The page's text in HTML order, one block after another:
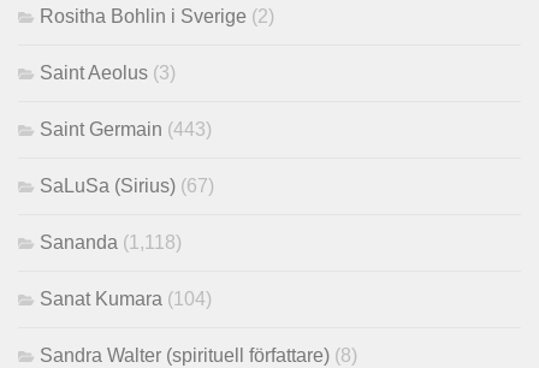
Rositha Bohlin i Sverige (2)
Saint Aeolus (3)
Saint Germain (443)
SaLuSa (Sirius) (67)
Sananda (1,118)
Sanat Kumara (104)
Sandra Walter (spirituell författare) (8)